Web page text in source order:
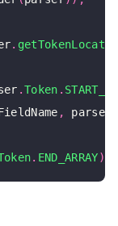
.
.Token .
, parser
. END_ARRAY)